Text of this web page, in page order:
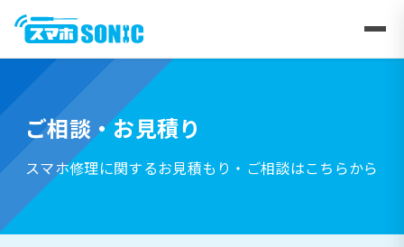
ご相談・お見積り
スマホ修理に関するお見積もり・ご相談はこちらから